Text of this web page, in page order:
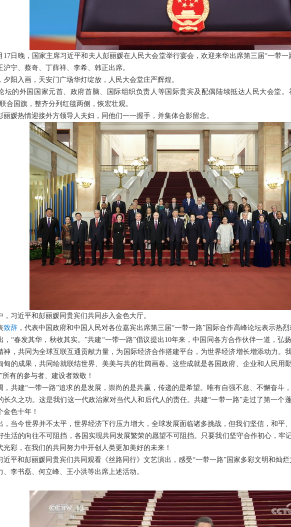
17日晚，国家主席习近平和夫人彭丽媛在人民大会堂举行宴会，欢迎来华出席第三届“一带
沪宁、蔡奇、丁薛祥、李希、韩正出席。
夕阳入画，天安门广场华灯绽放，人民大会堂庄严辉煌。
坛的外国国家元首、政府首脑、国际组织负责人等国际贵宾及配偶陆续抵达人民大会堂
合国旗，整齐分列红毯两侧，恢宏壮观。
丽媛热情迎接外方领导人夫妇，同他们一一握手，并集体合影留念。
，习近平和彭丽媛同贵宾们共同步入金色大厅。
致辞 ，代表中国政府和中国人民对各位嘉宾出席第三届“一带一路”国际合作高峰论坛表示热烈
，“春发其华，秋收其实。”共建“一带一路”倡议提出10年来，中国同各方合作伙伴一道，弘
神，共同为全球互联互通贡献力量，为国际经济合作搭建平台，为世界经济增长增添动力。
甸的成果，共同绘就联结世界、美美与共的壮阔画卷。这些成就是各国政府、企业和人民用
所有的参与者、建设者致敬！
，共建“一带一路”追求的是发展，崇尚的是共赢，传递的是希望。唯有自强不息、不懈奋斗
长久之功。这是我们这一代政治家对当代人和后代人的责任。共建“一带一路”走过了第一个
色十年！
，当今世界并不太平，世界经济下行压力增大，全球发展面临诸多挑战，但我们坚信，和平
生活的向往不可阻挡，各国实现共同发展繁荣的愿望不可阻挡。只要我们坚守合作初心，牢
光彩，在我们的共同努力中开创人类更加美好的未来！
近平和彭丽媛同贵宾们共同观看《丝路同行》文艺演出，感受“一带一路”国家多彩文明和灿烂
、李书磊、何立峰、王小洪等出席上述活动。